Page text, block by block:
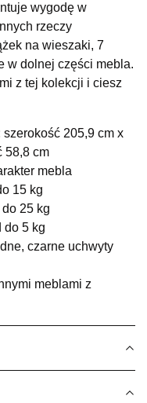
Wybierz
Wybierz
wygodę w
rzeczy
na wieszaki, 7
w dolnej części mebla.
z tej kolekcji i ciesz
205,9 cm x
58,8 cm
mebla
15 kg
25 kg
do 5 kg
czarne uchwyty
meblami z